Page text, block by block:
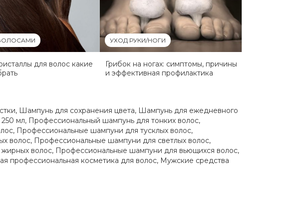
для волос какие
УХОД РУКИ/НОГИ
Грибок на ногах: симптомы, причины
и эффективная профилактика
, Шампунь для сохранения цвета, Шампунь для ежедневного
мл, Профессиональный шампунь для тонких волос,
, Профессиональные шампуни для тусклых волос,
волос, Профессиональные шампуни для светлых волос,
волос, Профессиональные шампуни для вьющихся волос,
профессиональная косметика для волос, Мужские средства